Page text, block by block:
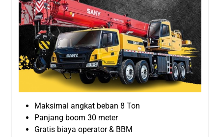
Maksimal angkat beban 8 Ton
Panjang boom 30 meter
Gratis biaya operator & BBM